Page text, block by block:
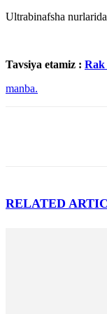
Ultrabinafsha
Tavsiya etamiz : Rak
manba.
RELATED